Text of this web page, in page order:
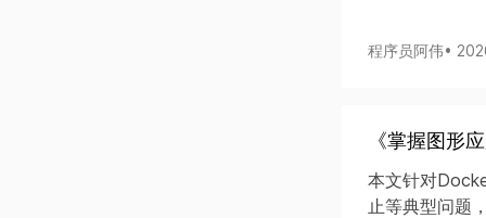
程序员阿伟•
《掌握图形
本文针对
止等典型问题